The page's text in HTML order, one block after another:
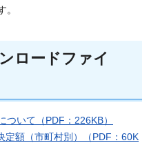
ロードファイ
いて（PDF：226KB）
定額（市町村別）（PDF：60K